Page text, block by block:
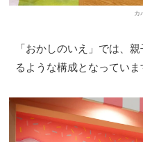
カ
「おかしのいえ」では、
るような構成となっていま